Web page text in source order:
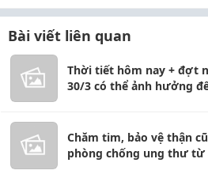
Bài viết liên quan
Thời tiết hôm nay + đợt
30/3 có thể ảnh hưởng
Chăm tim, bảo vệ thận
phòng chống ung thư từ